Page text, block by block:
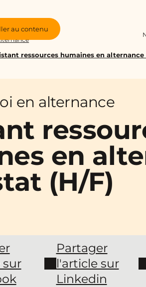
au contenu
ressources humaines en alternance
en alternance
en
(H/F)
sur
Partager
l'article sur
Linkedin